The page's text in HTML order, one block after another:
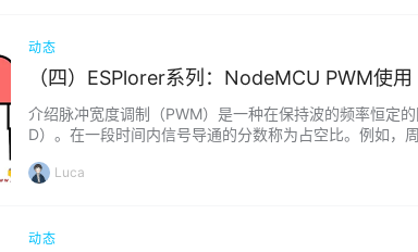
动态
（四）ESPlorer系列：NodeMCU PWM使用
介绍脉冲宽度调制（PWM）是一种在保持波的频率恒定
D）。在一段时间内信号导通的分数称为占空比。例如
Luca
动态